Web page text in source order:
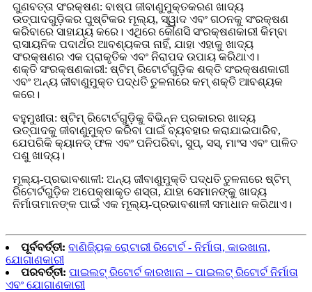
ଗୁଣବତ୍ତା ସଂରକ୍ଷଣ: ବାଷ୍ପ ଜୀବାଣୁମୁକ୍ତକରଣ ଖାଦ୍ୟ
ଉତ୍ପାଦଗୁଡ଼ିକର ପୁଷ୍ଟିକର ମୂଲ୍ୟ, ସ୍ୱାଦ ଏବଂ ଗଠନକୁ ସଂରକ୍ଷଣ
କରିବାରେ ସାହାଯ୍ୟ କରେ। ଏଥିରେ କୌଣସି ସଂରକ୍ଷଣକାରୀ କିମ୍ବା
ରାସାୟନିକ ପଦାର୍ଥର ଆବଶ୍ୟକତା ନାହିଁ, ଯାହା ଏହାକୁ ଖାଦ୍ୟ
ସଂରକ୍ଷଣର ଏକ ପ୍ରାକୃତିକ ଏବଂ ନିରାପଦ ଉପାୟ କରିଥାଏ।
ଶକ୍ତି ସଂରକ୍ଷଣକାରୀ: ଷ୍ଟିମ୍ ରିଟୋର୍ଟଗୁଡ଼ିକ ଶକ୍ତି ସଂରକ୍ଷଣକାରୀ
ଏବଂ ଅନ୍ୟ ଜୀବାଣୁମୁକ୍ତ ପଦ୍ଧତି ତୁଳନାରେ କମ୍ ଶକ୍ତି ଆବଶ୍ୟକ
କରେ।
ବହୁମୁଖୀତା: ଷ୍ଟିମ୍ ରିଟୋର୍ଟଗୁଡ଼ିକୁ ବିଭିନ୍ନ ପ୍ରକାରର ଖାଦ୍ୟ
ଉତ୍ପାଦକୁ ଜୀବାଣୁମୁକ୍ତ କରିବା ପାଇଁ ବ୍ୟବହାର କରାଯାଇପାରିବ,
ଯେପରିକି କ୍ୟାନଡ୍ ଫଳ ଏବଂ ପନିପରିବା, ସୁପ୍, ସସ୍, ମାଂସ ଏବଂ ପାଳିତ
ପଶୁ ଖାଦ୍ୟ।
ମୂଲ୍ୟ-ପ୍ରଭାବଶାଳୀ: ଅନ୍ୟ ଜୀବାଣୁମୁକ୍ତି ପଦ୍ଧତି ତୁଳନାରେ ଷ୍ଟିମ୍
ରିଟୋର୍ଟଗୁଡ଼ିକ ଅପେକ୍ଷାକୃତ ଶସ୍ତା, ଯାହା ସେମାନଙ୍କୁ ଖାଦ୍ୟ
ନିର୍ମାତାମାନଙ୍କ ପାଇଁ ଏକ ମୂଲ୍ୟ-ପ୍ରଭାବଶାଳୀ ସମାଧାନ କରିଥାଏ।
ପୂର୍ବବର୍ତ୍ତୀ: ବାଣିଜ୍ୟିକ ରୋଟାରୀ ରିଟୋର୍ଟ - ନିର୍ମାତା, କାରଖାନା,
ଯୋଗାଣକାରୀ
ପରବର୍ତ୍ତୀ: ପାଇଲଟ୍ ରିଟୋର୍ଟ କାରଖାନା – ପାଇଲଟ୍ ରିଟୋର୍ଟ ନିର୍ମାତା
ଏବଂ ଯୋଗାଣକାରୀ